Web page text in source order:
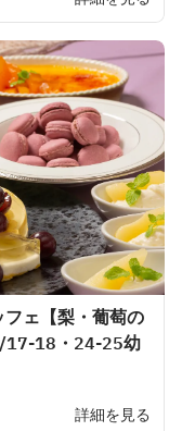
フェ【梨・葡萄の
17-18・24-25幼
詳細を見る